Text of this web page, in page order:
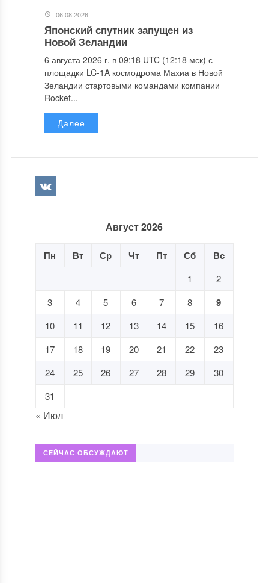
06.08.2026
Японский спутник запущен из
Новой Зеландии
6 августа 2026 г. в 09:18 UTC (12:18 мск) с
площадки LC-1A космодрома Махиа в Новой
Зеландии стартовыми командами компании
Rocket...
Далее
Август 2026
Пн Вт Ср Чт Пт Сб Вс
1
2
3
4 5 6 7 8 9
10 11 12 13 14 15
16
17
18 19 20 21 22
23
24
25 26 27 28 29
30
31
« Июл
СЕЙЧАС ОБСУЖДАЮТ